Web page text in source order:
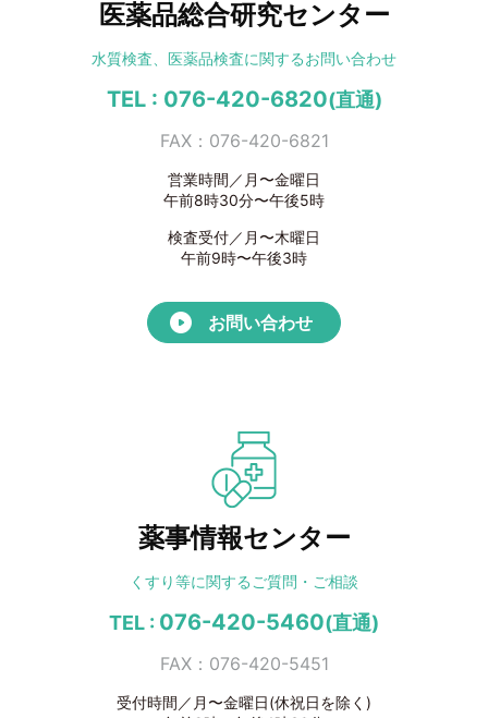
医薬品総合研究センター
水質検査、医薬品検査に関するお問い合わせ
TEL : 076-420-6820(直通)
FAX：076-420-6821
営業時間／月〜金曜日
午前8時30分〜午後5時
検査受付／月〜木曜日
午前9時〜午後3時
お問い合わせ
薬事情報センター
くすり等に関する ご質問・ご相談
TEL : 076-420-5460(直通)
FAX：076-420-5451
受付時間／月〜金曜日(休祝日を除く)